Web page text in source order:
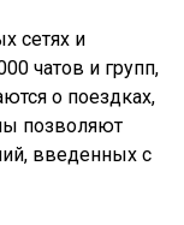
сетях и
чатов и групп,
о поездках,
позволяют
введенных с